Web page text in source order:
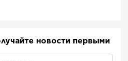
новости первыми